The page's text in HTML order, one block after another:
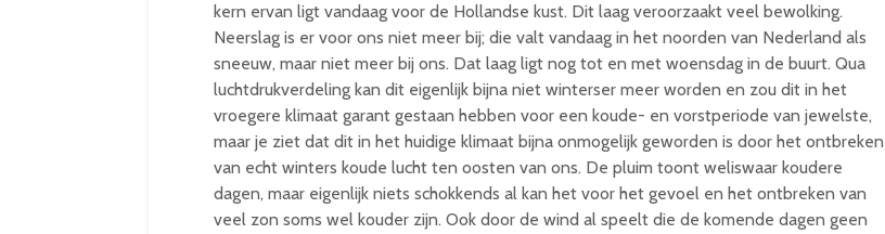
kern ervan ligt vandaag voor de Hollandse kust. Dit laag veroorzaakt veel bewolking.
Neerslag is er voor ons niet meer bij; die valt vandaag in het noorden van Nederland als
sneeuw, maar niet meer bij ons. Dat laag ligt nog tot en met woensdag in de buurt. Qua
luchtdrukverdeling kan dit eigenlijk bijna niet winterser meer worden en zou dit in het
vroegere klimaat garant gestaan hebben voor een koude- en vorstperiode van jewelste,
maar je ziet dat dit in het huidige klimaat bijna onmogelijk geworden is door het ontbreken
van echt winters koude lucht ten oosten van ons. De pluim toont weliswaar koudere
dagen, maar eigenlijk niets schokkends al kan het voor het gevoel en het ontbreken van
veel zon soms wel kouder zijn. Ook door de wind al speelt die de komende dagen geen